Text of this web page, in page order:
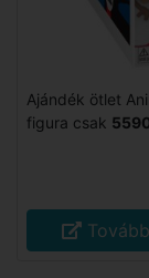
Ajándék ötlet
figura csak